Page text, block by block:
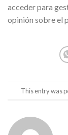
acceder para
opinión sobre el
This entry was